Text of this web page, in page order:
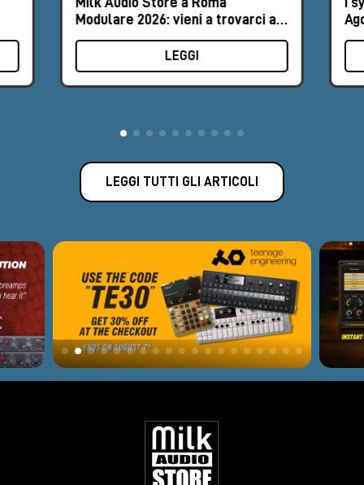
Modulare 2026: vieni a trovarci al
Booth #8
LEGGI
LEGGI TUTTI GLI ARTICOLI